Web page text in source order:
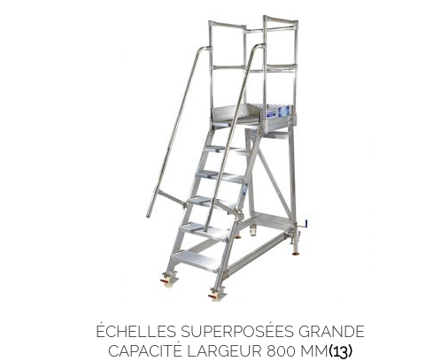
ÉCHELLES SUPERPOSÉES GRANDE
CAPACITÉ LARGEUR 800 MM(13)